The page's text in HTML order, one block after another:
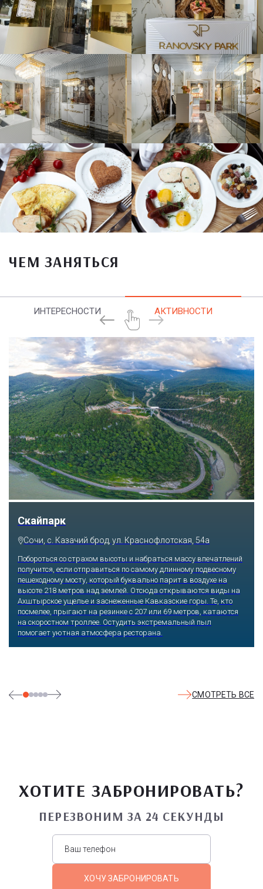
ЧЕМ ЗАНЯТЬСЯ
ИНТЕРЕСНОСТИ АКТИВНОСТИ
Парк «Ривьера»
Сочи, ул. Егорова, 1/6, микрорайон Центральный
Куда бы ни упал взгляд человека, он обязательно увидит
что-то интересное, достойное занять значительное место в его
памяти и сердце. В парке множество привлекательных
скульптур, он всегда утопает в зелени и цветах. Не сосчитать
детских радостей: горок, каруселей, различных
Здесь комфортно заниматься спортом: есть теннисные
уличные тренажеры.
СМОТРЕТЬ ВСЕ
ХОТИТЕ ЗАБРОНИРОВАТЬ?
ПЕРЕЗВОНИМ ЗА 24 СЕКУНДЫ
ХОЧУ ЗАБРОНИРОВАТЬ